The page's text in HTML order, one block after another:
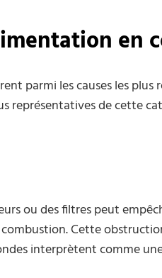
en
parmi les causes les
représentatives de cette
ou des filtres peut
Cette
interprètent comme